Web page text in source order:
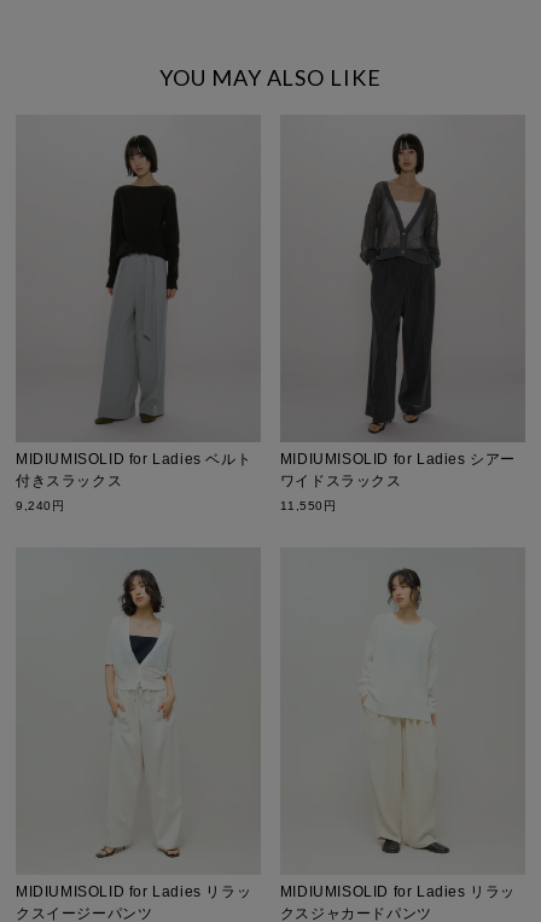
YOU MAY ALSO LIKE
MIDIUMISOLID for Ladies ベルト
付きスラックス
9,240円
MIDIUMISOLID for Ladies シアー
ワイドスラックス
11,550円
MIDIUMISOLID for Ladies リラッ
クスイージーパンツ
MIDIUMISOLID for Ladies リラッ
クスジャカードパンツ